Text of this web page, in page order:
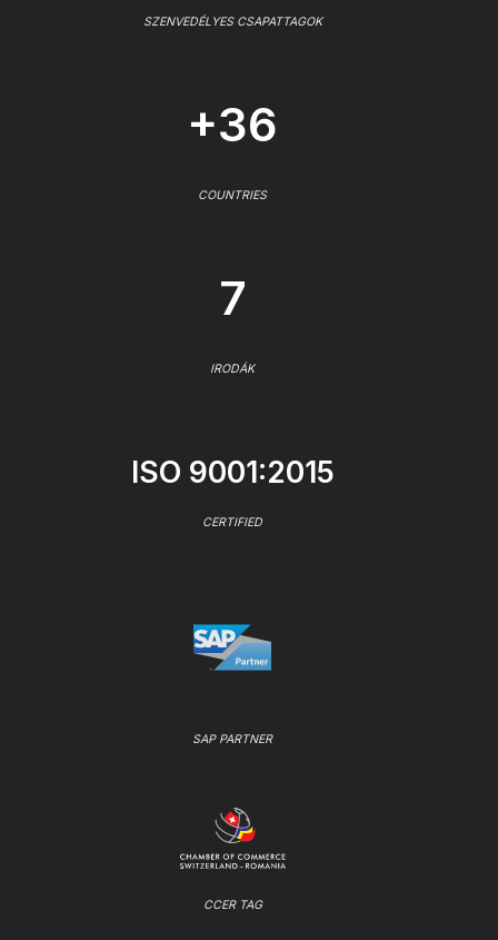
SZENVEDÉLYES CSAPATTAGOK
+36
COUNTRIES
7
IRODÁK
ISO 9001:2015
CERTIFIED
SAP PARTNER
CCER TAG